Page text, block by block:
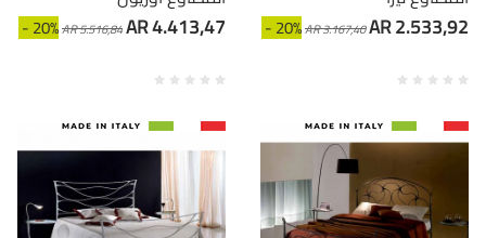
- 20%AR 5.516,84AR 4.413,47 - 20%AR 3.167,40AR 2.533,92